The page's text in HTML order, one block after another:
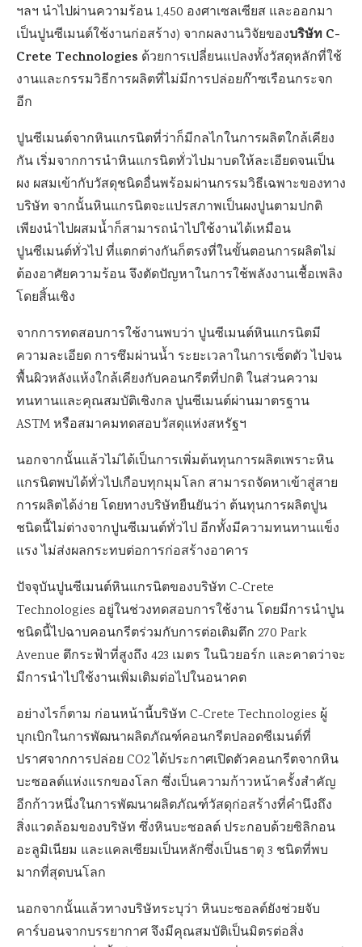
ฯลฯ นำไปผ่านความร้อน 1,450 องศาเซลเซียส และออกมา
เป็นปูนซีเมนต์ใช้งานก่อสร้าง) จากผลงานวิจัยของบริษัท C-
Crete Technologies ด้วยการเปลี่ยนแปลงทั้งวัสดุหลักที่ใช้
งานและกรรมวิธีการผลิตที่ไม่มีการปล่อยก๊าซเรือนกระจก
อีก
ปูนซีเมนต์จากหินแกรนิตที่ว่าก็มีกลไกในการผลิตใกล้เคียง
กัน เริ่มจากการนำหินแกรนิตทั่วไปมาบดให้ละเอียดจนเป็น
ผง ผสมเข้ากับวัสดุชนิดอื่นพร้อมผ่านกรรมวิธีเฉพาะของทาง
บริษัท จากนั้นหินแกรนิตจะแปรสภาพเป็นผงปูนตามปกติ
เพียงนำไปผสมน้ำก็สามารถนำไปใช้งานได้เหมือน
ปูนซีเมนต์ทั่วไป ที่แตกต่างกันก็ตรงที่ในขั้นตอนการผลิตไม่
ต้องอาศัยความร้อน จึงตัดปัญหาในการใช้พลังงานเชื้อเพลิง
โดยสิ้นเชิง
จากการทดสอบการใช้งานพบว่า ปูนซีเมนต์หินแกรนิตมี
ความละเอียด การซึมผ่านน้ำ ระยะเวลาในการเซ็ตตัว ไปจน
พื้นผิวหลังแห้งใกล้เคียงกับคอนกรีตที่ปกติ ในส่วนความ
ทนทานและคุณสมบัติเชิงกล ปูนซีเมนต์ผ่านมาตรฐาน
ASTM หรือสมาคมทดสอบวัสดุแห่งสหรัฐฯ
นอกจากนั้นแล้วไม่ได้เป็นการเพิ่มต้นทุนการผลิตเพราะหิน
แกรนิตพบได้ทั่วไปเกือบทุกมุมโลก สามารถจัดหาเข้าสู่สาย
การผลิตได้ง่าย โดยทางบริษัทยืนยันว่า ต้นทุนการผลิตปูน
ชนิดนี้ไม่ต่างจากปูนซีเมนต์ทั่วไป อีกทั้งมีความทนทานแข็ง
แรง ไม่ส่งผลกระทบต่อการก่อสร้างอาคาร
ปัจจุบันปูนซีเมนต์หินแกรนิตของบริษัท C-Crete
Technologies อยู่ในช่วงทดสอบการใช้งาน โดยมีการนำปูน
ชนิดนี้ไปฉาบคอนกรีตร่วมกับการต่อเติมตึก 270 Park
Avenue ตึกระฟ้าที่สูงถึง 423 เมตร ในนิวยอร์ก และคาดว่าจะ
มีการนำไปใช้งานเพิ่มเติมต่อไปในอนาคต
อย่างไรก็ตาม ก่อนหน้านี้บริษัท C-Crete Technologies ผู้
บุกเบิกในการพัฒนาผลิตภัณฑ์คอนกรีตปลอดซีเมนต์ที่
ปราศจากการปล่อย CO2 ได้ประกาศเปิดตัวคอนกรีตจากหิน
บะซอลต์แห่งแรกของโลก ซึ่งเป็นความก้าวหน้าครั้งสำคัญ
อีกก้าวหนึ่งในการพัฒนาผลิตภัณฑ์วัสดุก่อสร้างที่คำนึงถึง
สิ่งแวดล้อมของบริษัท ซึ่งหินบะซอลต์ ประกอบด้วยซิลิกอน
อะลูมิเนียม และแคลเซียมเป็นหลักซึ่งเป็นธาตุ 3 ชนิดที่พบ
มากที่สุดบนโลก
นอกจากนั้นแล้วทางบริษัทระบุว่า หินบะซอลต์ยังช่วยจับ
คาร์บอนจากบรรยากาศ จึงมีคุณสมบัติเป็นมิตรต่อสิ่ง